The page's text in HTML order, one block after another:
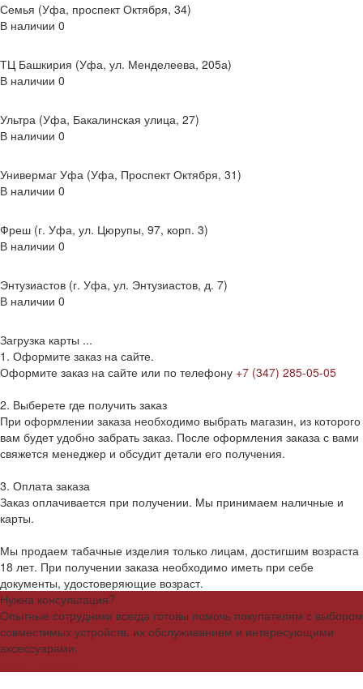
Семья (Уфа, проспект Октября, 34)
В наличии 0
ТЦ Башкирия (Уфа, ул. Менделеева, 205а)
В наличии 0
Ультра (Уфа, Бакалинская улица, 27)
В наличии 0
Универмаг Уфа (Уфа, Проспект Октября, 31)
В наличии 0
Фреш (г‌. Уфа, ул. Цюрупы, 97, корп. 3)
В наличии 0
Энтузиастов (г. Уфа, ул. Энтузиастов, д. 7)
В наличии 0
Загрузка карты ...
1. Оформите заказ на сайте.
Оформите заказ на сайте или по телефону +7 (347) 285-05-05
2. Выберете где получить заказ
При оформлении заказа необходимо выбрать магазин, из которого
вам будет удобно забрать заказ. После оформления заказа с вами
свяжется менеджер и обсудит детали его получения.
3. Оплата заказа
Заказ оплачивается при получении. Мы принимаем наличные и
карты.
Мы продаем табачные изделия только лицам, достигшим возраста
18 лет. При получении заказа необходимо иметь при себе
документы, удостоверяющие возраст.
Нужна консультация?
Опытные сотрудники всегда готовы помочь покупателям с выбором
совместимых устройств, их обслуживанием и интересующими
аксессуарами.